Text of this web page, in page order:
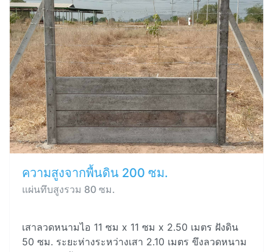
ความสูงจากพื้นดิน 200 ซม.
แผ่นทึบสูงรวม 80 ซม.
เสาลวดหนามไอ 11 ซม x 11 ซม x 2.50 เมตร ฝังดิน
50 ซม. ระยะห่างระหว่างเสา 2.10 เมตร ขึงลวดหนาม